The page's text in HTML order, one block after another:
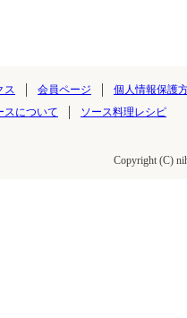
ス 会員ページ 個人情報保護
スについて ソース料理レシピ
Copyright (C)